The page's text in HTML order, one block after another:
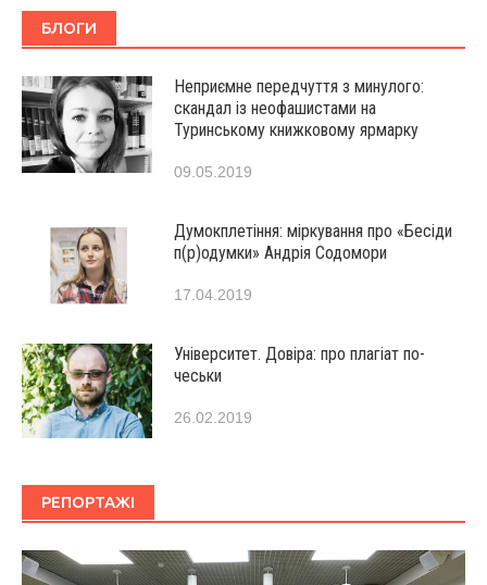
БЛОГИ
Неприємне передчуття з минулого:
скандал із неофашистами на
Туринському книжковому ярмарку
09.05.2019
Думокплетіння: міркування про «Бесіди
п(р)одумки» Андрія Содомори
17.04.2019
Університет. Довіра: про плагіат по-
чеськи
26.02.2019
РЕПОРТАЖІ